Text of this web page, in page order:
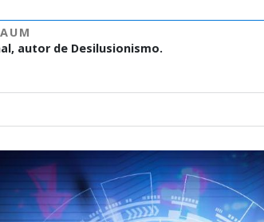
autor de Desilusionismo.